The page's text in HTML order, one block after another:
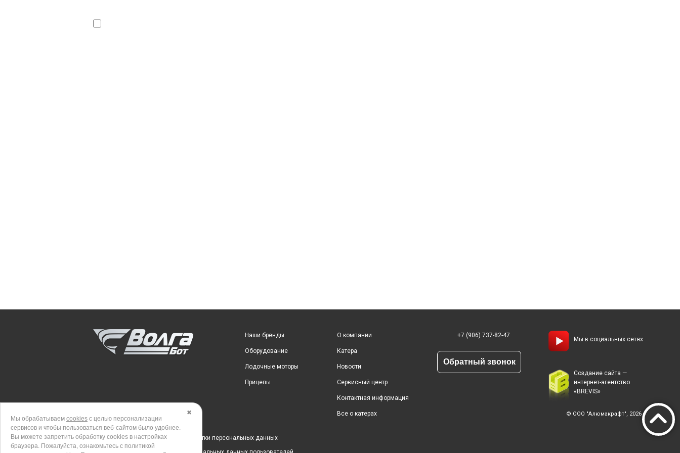
Наши бренды
Оборудование
Лодочные моторы
Прицепы
О компании
Катера
Новости
Сервисный центр
Контактная информация
Все о катерах
+7 (906) 737-82-47
Обратный звонок
Мы в социальных сетях
Создание сайта —
интернет-агентство
«BREVIS»
© ООО "Алюмакрафт", 2026
Политика в отношении обработки персональных данных
✖
Мы обрабатываем cookies с целью персонализации
сервисов и чтобы пользоваться веб-сайтом было удобнее.
Вы можете запретить обработку сookies в настройках
браузера. Пожалуйста, ознакомьтесь с политикой